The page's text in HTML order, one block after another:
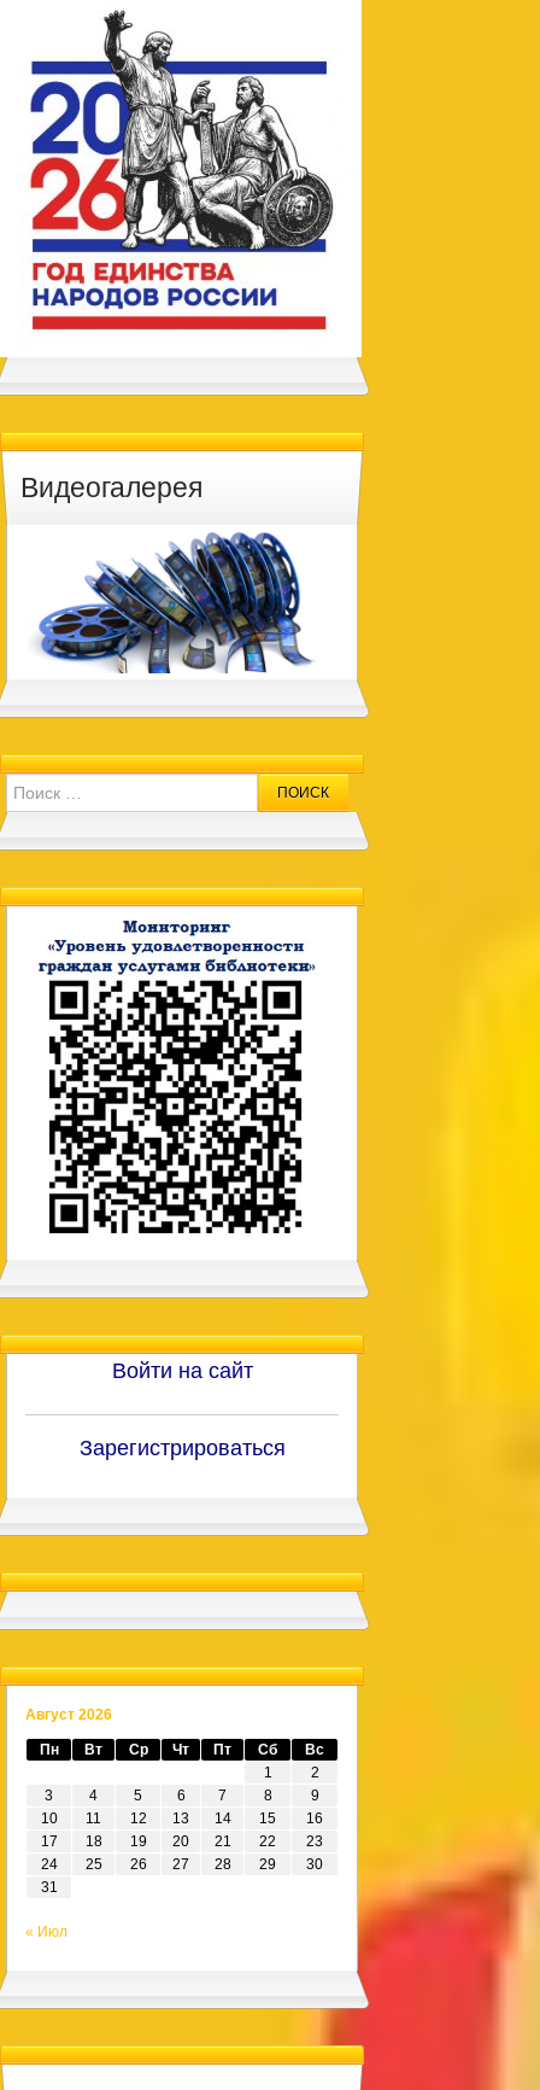
Видеогалерея
Search for:
Войти на сайт
Зарегистрироваться
Август 2026
Пн Вт Ср Чт Пт Сб
Вс
1
2
3
4 5 6 7 8
9
10
11 12 13 14 15
16
17
18 19 20 21 22
23
24
25 26 27 28 29
30
31
« Июл